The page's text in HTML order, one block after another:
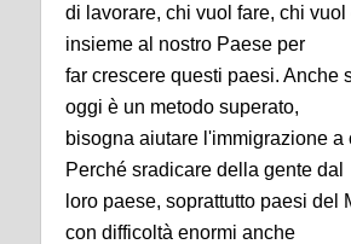
di lavorare, chi vuol fare, chi vuol
insieme al nostro Paese per
far crescere questi paesi. Anche
oggi è un metodo superato,
bisogna aiutare l'immigrazione a
Perché sradicare della gente dal
loro paese, soprattutto paesi del
con difficoltà enormi anche